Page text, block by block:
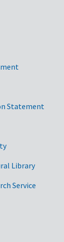
Links
Statement
Library
Service